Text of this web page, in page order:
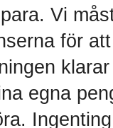
Vi
för
egna